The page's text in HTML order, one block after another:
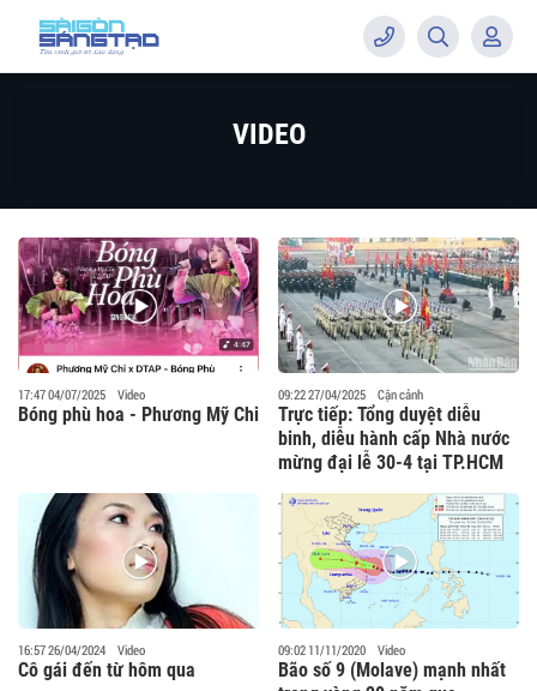
VIDEO
17:47 04/07/2025 Video
Bóng phù hoa - Phương Mỹ Chi
09:22 27/04/2025 Cận cảnh
Trực tiếp: Tổng duyệt diễu
binh, diễu hành cấp Nhà nước
mừng đại lễ 30-4 tại TP.HCM
16:57 26/04/2024 Video
Cô gái đến từ hôm qua
09:02 11/11/2020 Video
Bão số 9 (Molave) mạnh nhất